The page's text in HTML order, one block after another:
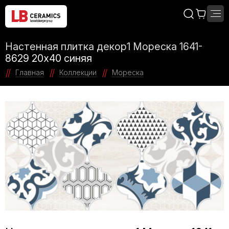
Настенная плитка декор1 Мореска 1641-
8629 20х40 синяя
Главная Коллекции Мореска